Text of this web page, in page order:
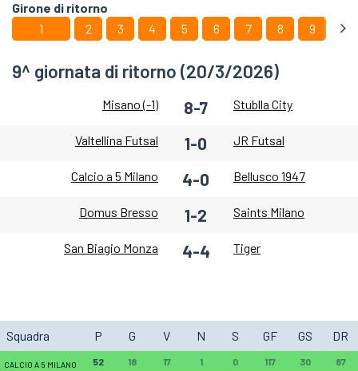
Girone di ritorno
1
2 3 4 5 6 7 8 9
9^ giornata di ritorno (20/3/2026)
Misano (-1) 8-7 Stublla City
Valtellina Futsal 1-0 JR Futsal
Calcio a 5 Milano 4-0 Bellusco 1947
Domus Bresso 1-2 Saints Milano
San Biagio Monza 4-4 Tiger
Squadra P G V N S GF GS DR
CALCIO A 5 MILANO 52 18 17 1 0 117 30 87